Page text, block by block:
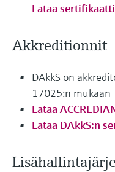
Lataa sertifikaatti
Akkreditionnit
DAkkS on
17025:n mukaan
Lataa
Lataa DAkkS:n